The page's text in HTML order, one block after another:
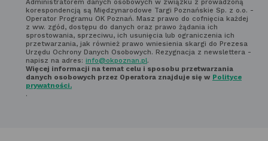
z regulaminem
newsletter'a
Administratorem danych osobowych w związku z prowadzoną
korespondencją są Międzynarodowe Targi Poznańskie Sp. z o.o. -
Operator Programu OK Poznań. Masz prawo do cofnięcia każdej
z ww. zgód, dostępu do danych oraz prawo żądania ich
sprostowania, sprzeciwu, ich usunięcia lub ograniczenia ich
przetwarzania, jak również prawo wniesienia skargi do Prezesa
Urzędu Ochrony Danych Osobowych. Rezygnacja z newslettera -
napisz na adres: info@okpoznan.pl.
Więcej informacji na temat celu i sposobu przetwarzania
danych osobowych przez Operatora znajduje się w Polityce
prywatności.
.